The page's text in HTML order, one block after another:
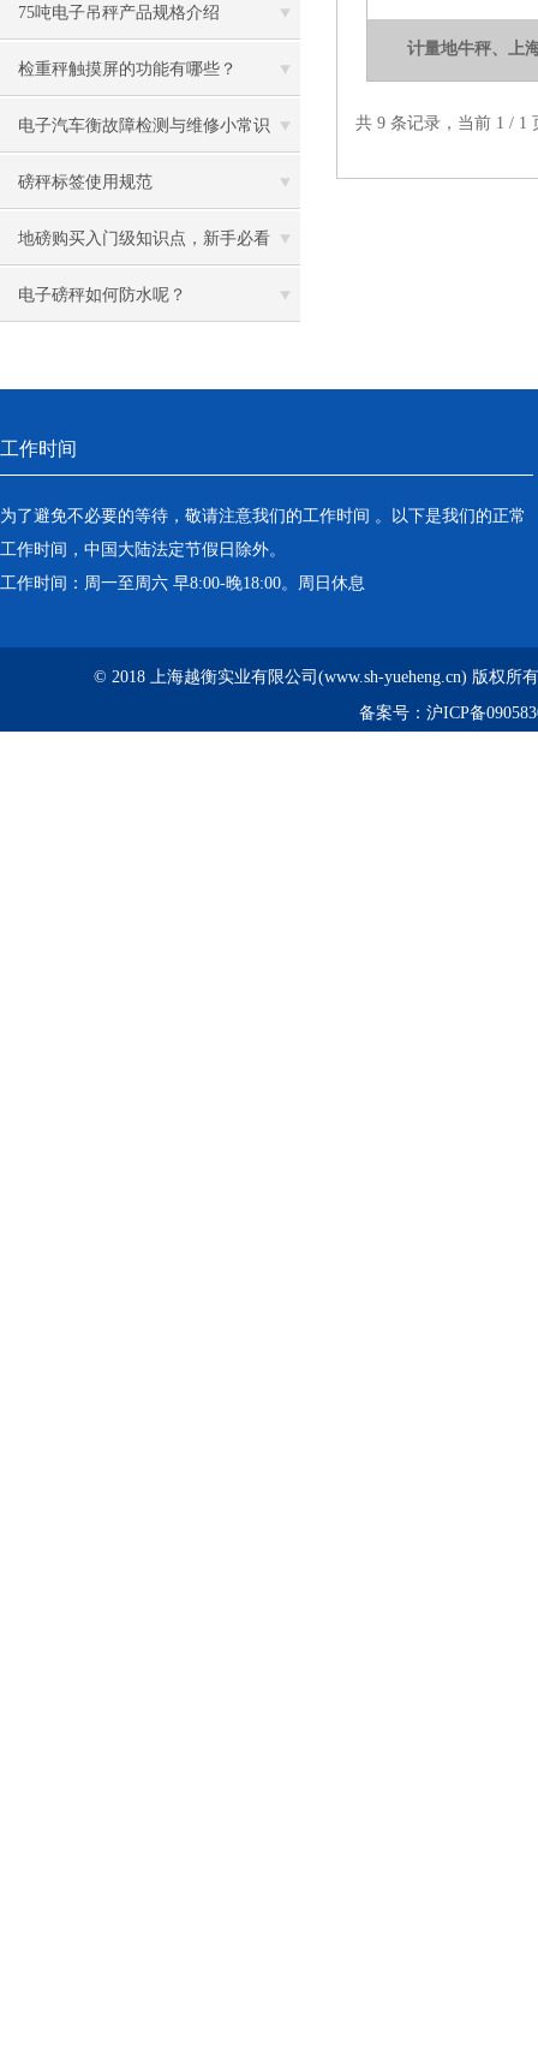
75吨电子吊秤产品规格介绍
检重秤触摸屏的功能有哪些？
电子汽车衡故障检测与维修小常识
磅秤标签使用规范
地磅购买入门级知识点，新手必看
电子磅秤如何防水呢？
计量地牛秤、上
共 9 条记录，当前 1 /
工作时间
为了避免不必要的等待，敬请注意我们的工作时间 。以下是我们的正常
工作时间，中国大陆法定节假日除外。
工作时间：周一至周六 早8:00-晚18:00。周日休息
© 2018 上海越衡实业有限公司(www.sh-yueheng.cn) 版权所
备案号： 沪ICP备